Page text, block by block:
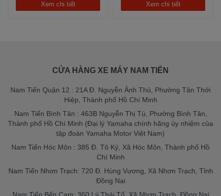
Xem chi tiết Xem chi tiết
CỬA HÀNG XE MÁY NAM TIẾN
Nam Tiến Quận 12 : 21A Đ. Nguyễn Ảnh Thủ, Phường Tân Thới
Hiệp, Thành phố Hồ Chí Minh
Nam Tiến Bình Tân : 463B Nguyễn Thị Tú, Phường Bình Tân,
Thành phố Hồ Chí Minh (Đại lý Yamaha chính hãng ủy nhiệm của
tập đoàn Yamaha Motor Việt Nam)
Nam Tiến Hóc Môn : 385 Đ. Tô Ký, Xã Hóc Môn, Thành phố Hồ
Chí Minh
Nam Tiến Nhơn Trạch: 720 Đ. Hùng Vương, Xã Nhơn Trạch, Tỉnh
Đồng Nai